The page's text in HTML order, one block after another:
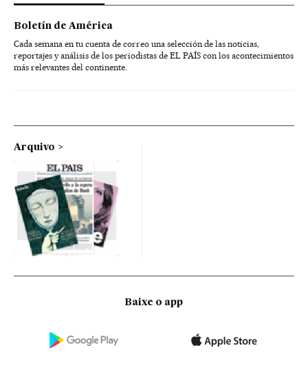
Boletín de América
Cada semana en tu cuenta de correo una selección de las noticias,
reportajes y análisis de los periodistas de EL PAÍS con los acontecimientos
más relevantes del continente.
Arquivo
Baixe o app